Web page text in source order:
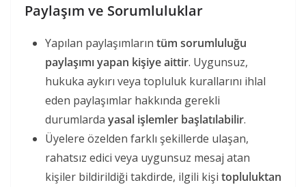
Paylaşım ve Sorumluluklar
Yapılan paylaşımların tüm sorumluluğu
paylaşımı yapan kişiye aittir. Uygunsuz,
hukuka aykırı veya topluluk kurallarını ihlal
eden paylaşımlar hakkında gerekli
durumlarda yasal işlemler başlatılabilir.
Üyelere özelden farklı şekillerde ulaşan,
rahatsız edici veya uygunsuz mesaj atan
kişiler bildirildiği takdirde, ilgili kişi topluluktan